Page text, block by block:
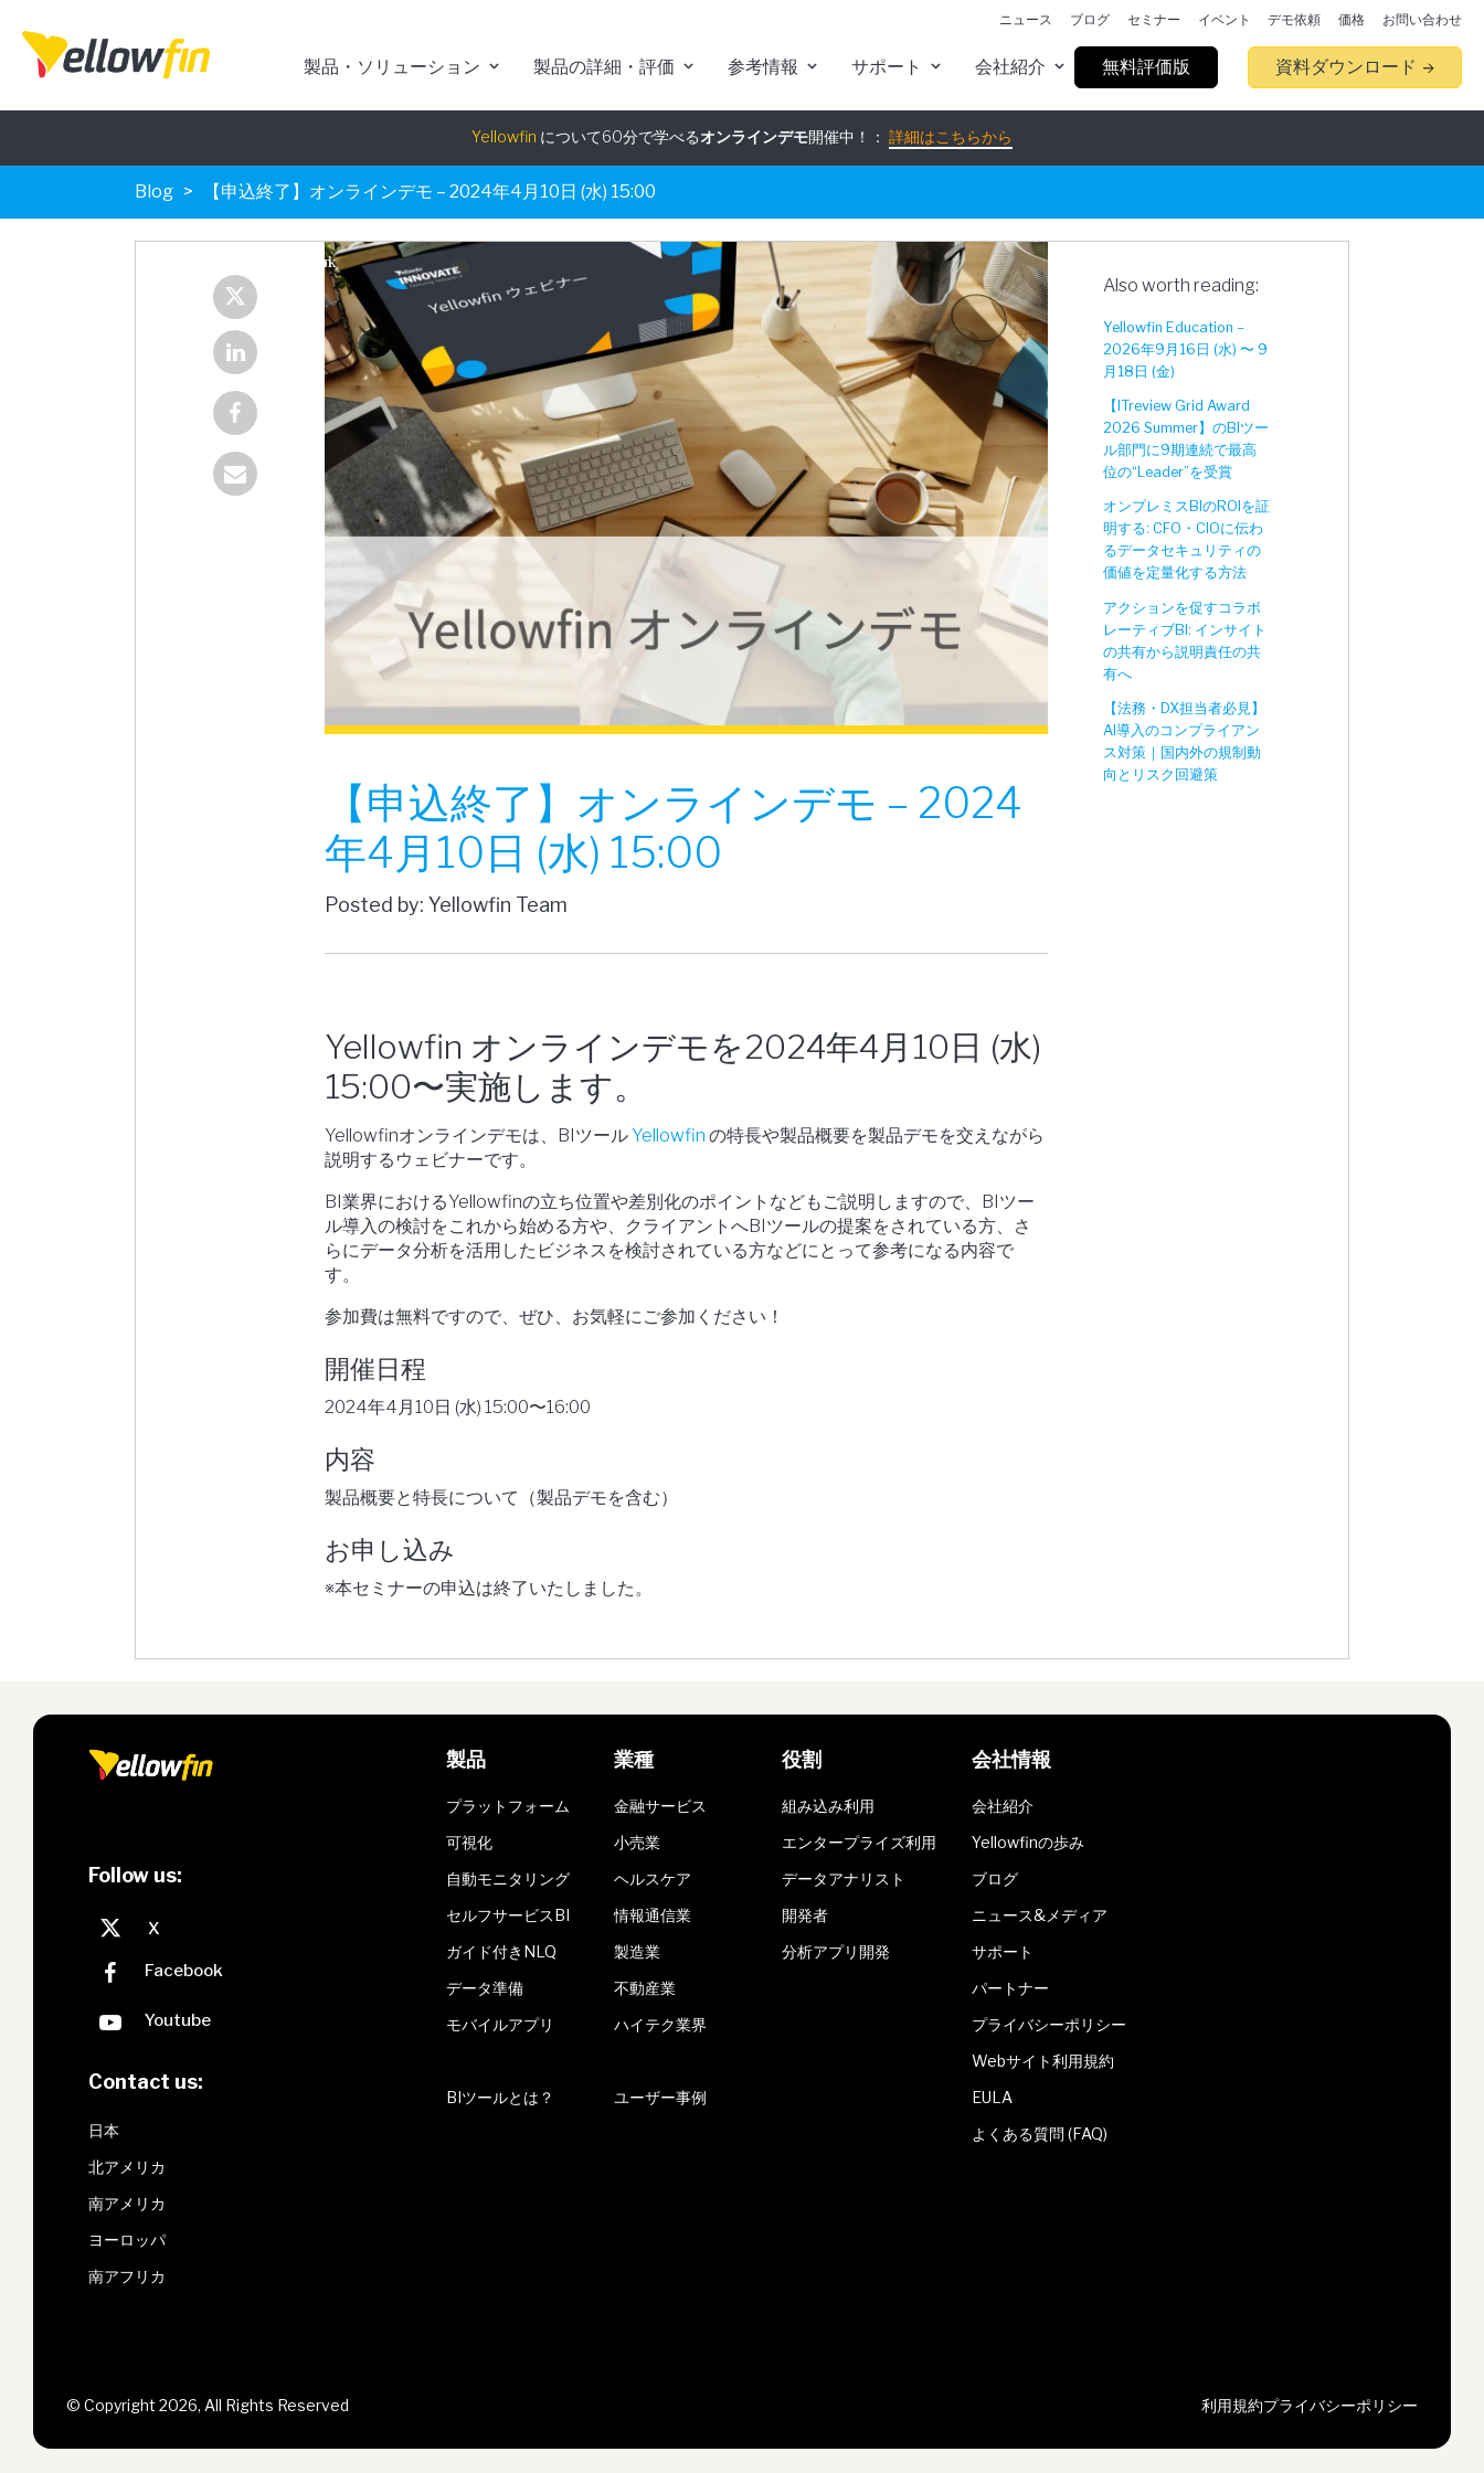
製品・ソリューション 製品の詳細・評価 参考情報 サポート 会社紹介 無料評価版 資料ダウンロード
ニュース ブログ セミナー イベント デモ依頼 価格 お問い合わせ
Yellowfin について60分で学べるオンラインデモ開催中！： 詳細はこちらから
組み込みアナリティクス 究極ガイド： 詳細はこちらから
Blog 【申込終了】オンラインデモ – 2024年4月10日 (水) 15:00
【申込終了】オンラインデモ – 2024
年4月10日 (水) 15:00
Posted by: Yellowfin Team
Yellowfin オンラインデモを2024年4月10日 (水)
15:00〜実施します。
Yellowfinオンラインデモは、BIツール Yellowfin の特長や製品概要を製品デモを交えながら
説明するウェビナーです。
BI業界におけるYellowfinの立ち位置や差別化のポイントなどもご説明しますので、BIツー
ル導入の検討をこれから始める方や、クライアントへBIツールの提案をされている方、さ
らにデータ分析を活用したビジネスを検討されている方などにとって参考になる内容で
す。
参加費は無料ですので、ぜひ、お気軽にご参加ください！
開催日程
2024年4月10日 (水) 15:00〜16:00
内容
製品概要と特長について（製品デモを含む）
お申し込み
※本セミナーの申込は終了いたしました。
Also worth reading:
Yellowfin Education –
2026年9月16日 (水) 〜 9
月18日 (金)
【ITreview Grid Award
2026 Summer】のBIツー
ル部門に9期連続で最高
位の“Leader”を受賞
オンプレミスBIのROIを証
明する: CFO・CIOに伝わ
るデータセキュリティの
価値を定量化する方法
アクションを促すコラボ
レーティブBI: インサイト
の共有から説明責任の共
有へ
【法務・DX担当者必見】
AI導入のコンプライアン
ス対策｜国内外の規制動
向とリスク回避策
Follow us:
Contact us:
日本
北アメリカ
南アメリカ
ヨーロッパ
南アフリカ
製品
プラットフォーム
可視化
自動モニタリング
セルフサービスBI
ガイド付きNLQ
データ準備
モバイルアプリ
BIツールとは？
業種
金融サービス
小売業
ヘルスケア
情報通信業
製造業
不動産業
ハイテク業界
ユーザー事例
役割
組み込み利用
エンタープライズ利用
データアナリスト
開発者
分析アプリ開発
会社情報
会社紹介
Yellowfinの歩み
ブログ
ニュース&メディア
サポート
パートナー
プライバシーポリシー
Webサイト利用規約
EULA
よくある質問 (FAQ)
© Copyright 2026, All Rights Reserved 利用規約プライバシーポリシー